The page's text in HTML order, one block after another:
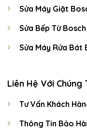
Sửa Máy Giặt
Sửa Bếp Từ Bosch
Sửa Máy Rửa Bát
Liên Hệ Với Chúng
Tư Vấn Khách
Thông Tin Bảo